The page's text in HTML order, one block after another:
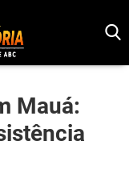
Mauá: